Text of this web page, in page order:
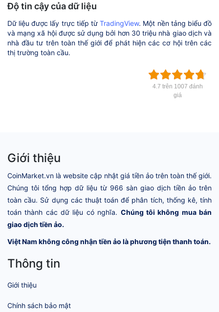
Độ tin cậy của dữ liệu
Dữ liệu được lấy trực tiếp từTradingView. Một nền tảng biểu đồ
và mạng xã hội được sử dụng bởi hơn 30 triệu nhà giao dịch và
nhà đầu tư trên toàn thế giới để phát hiện các cơ hội trên các
thị trường toàn cầu.
4.7 trên 1007 đánh
giá
Giới thiệu
CoinMarket.vn là website cập nhật giá tiền ảo trên toàn thế giới.
Chúng tôi tổng hợp dữ liệu từ 966 sàn giao dịch tiền ảo trên
toàn cầu. Sử dụng các thuật toán để phân tích, thống kê, tính
toán thành các dữ liệu có nghĩa. Chúng tôi không mua bán
giao dịch tiền ảo.
Việt Nam không công nhận tiền ảo là phương tiện thanh toán.
Thông tin
Giới thiệu
Chính sách bảo mật